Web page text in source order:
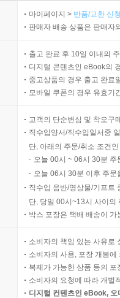
마이페이지 > 반품/교환 신
판매자 배송 상품은 판매자
출고 완료 후 10일 이내의
디지털 콘텐츠인 eBook의
중고상품의 경우 출고 완료
모바일 쿠폰의 경우 유효기
고객의 단순변심 및 착오구
직수입양서/직수입일서중
단, 아래의 주문/취소 조건
오늘 00시 ~ 06시 30분
오늘 06시 30분 이후 주
직수입 음반/영상물/기프트
단, 당일 00시~13시 사이의
박스 포장은 택배 배송이
소비자의 책임 있는 사유로
소비자의 사용, 포장 개봉
복제가 가능한 상품 등의
소비자의 요청에 따라 개별
디지털 컨텐츠인 eBook,